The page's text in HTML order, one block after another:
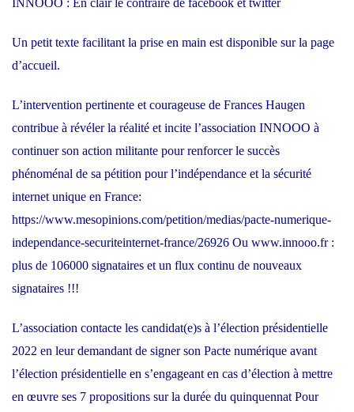
INNOOO : En clair le contraire de facebook et twitter
Un petit texte facilitant la prise en main est disponible sur la page
d’accueil.
L’intervention pertinente et courageuse de Frances Haugen
contribue à révéler la réalité et incite l’association INNOOO à
continuer son action militante pour renforcer le succès
phénoménal de sa pétition pour l’indépendance et la sécurité
internet unique en France:
https://www.mesopinions.com/petition/medias/pacte-numerique-
independance-securiteinternet-france/26926 Ou www.innooo.fr :
plus de 106000 signataires et un flux continu de nouveaux
signataires !!!
L’association contacte les candidat(e)s à l’élection présidentielle
2022 en leur demandant de signer son Pacte numérique avant
l’élection présidentielle en s’engageant en cas d’élection à mettre
en œuvre ses 7 propositions sur la durée du quinquennat Pour